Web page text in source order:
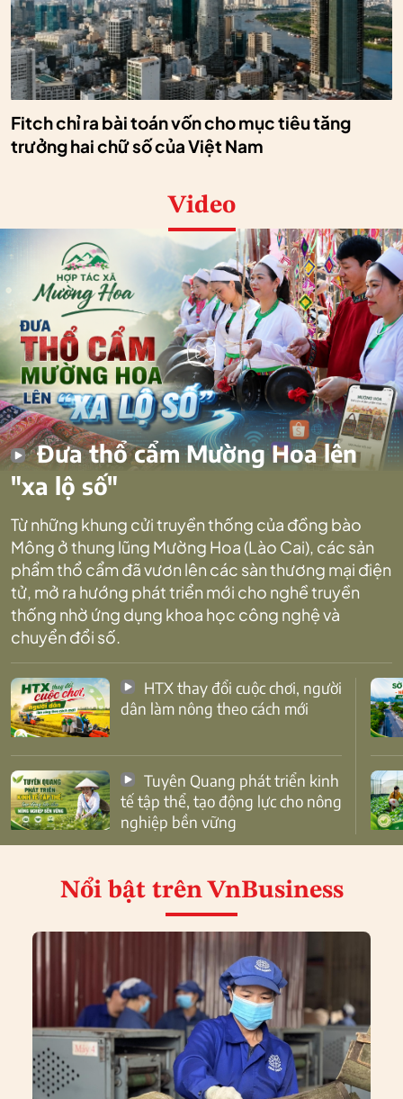
Fitch chỉ ra bài toán vốn cho mục tiêu tăng
trưởng hai chữ số của Việt Nam
Video
Đưa thổ cẩm Mường Hoa lên
"xa lộ số"
Từ những khung cửi truyền thống của đồng bào
Mông ở thung lũng Mường Hoa (Lào Cai), các sản
phẩm thổ cẩm đã vươn lên các sàn thương mại điện
tử, mở ra hướng phát triển mới cho nghề truyền
thống nhờ ứng dụng khoa học công nghệ và
chuyển đổi số.
dân làm nông theo cách mới
tế tập thể, tạo động lực cho nông
nghiệp bền vững
Nổi bật trên VnBusiness